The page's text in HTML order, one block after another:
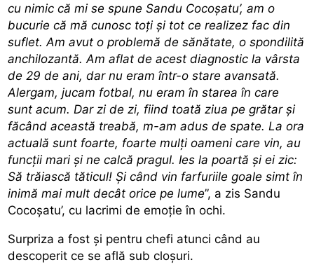
cu nimic că mi se spune Sandu Cocoșatu’, am o
bucurie că mă cunosc toți și tot ce realizez fac din
suflet. Am avut o problemă de sănătate, o spondilită
anchilozantă. Am aflat de acest diagnostic la vârsta
de 29 de ani, dar nu eram într-o stare avansată.
Alergam, jucam fotbal, nu eram în starea în care
sunt acum. Dar zi de zi, fiind toată ziua pe grătar și
făcând această treabă, m-am adus de spate. La ora
actuală sunt foarte, foarte mulți oameni care vin, au
funcții mari și ne calcă pragul. Ies la poartă și ei zic:
Să trăiască tăticul! Și când vin farfuriile goale simt în
inimă mai mult decât orice pe lume”, a zis Sandu
Cocoșatu’, cu lacrimi de emoție în ochi.
Surpriza a fost și pentru chefi atunci când au
descoperit ce se află sub cloșuri.